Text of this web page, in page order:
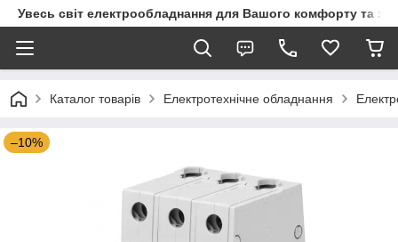
Увесь світ електрообладнання для Вашого комфорту та
Каталог товарів Електротехнічне обладнання
–10%